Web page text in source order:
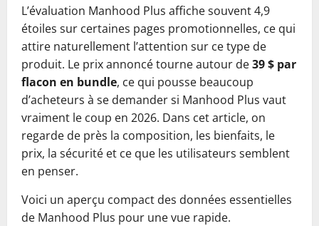
L’évaluation Manhood Plus affiche souvent 4,9
étoiles sur certaines pages promotionnelles, ce qui
attire naturellement l’attention sur ce type de
produit. Le prix annoncé tourne autour de39 $ par
flacon en bundle, ce qui pousse beaucoup
d’acheteurs à se demander si Manhood Plus vaut
vraiment le coup en 2026. Dans cet article, on
regarde de près la composition, les bienfaits, le
prix, la sécurité et ce que les utilisateurs semblent
en penser.
Voici un aperçu compact des données essentielles
de Manhood Plus pour une vue rapide.